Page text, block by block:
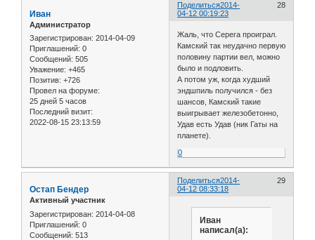
Поделиться 28
2014-
04-12 00:19:23
Иван
Администратор
Зарегистрирован: 2014-04-09
Приглашений: 0
Сообщений: 505
Уважение: +465
Позитив: +726
Провел на форуме:
25 дней 5 часов
Последний визит:
2022-08-15 23:13:59
Жаль, что Серега проиграл.
Камский так неудачно первую
половину партии вел, можно
было и подловить.
А потом уж, когда худший
эндшпиль получился - без
шансов, Камский такие
выигрывает железобетонно,
Удав есть Удав (ник Гаты на
планете).
0
Поделиться 29
2014-
04-12 08:33:18
Остап Бендер
Активный участник
Зарегистрирован: 2014-04-08
Приглашений: 0
Сообщений: 513
Иван
написал(а):